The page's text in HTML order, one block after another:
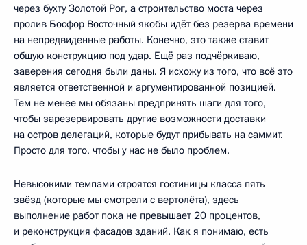
через бухту Золотой Рог, а строительство моста через
пролив Босфор Восточный якобы идёт без резерва времени
на непредвиденные работы. Конечно, это также ставит
общую конструкцию под удар. Ещё раз подчёркиваю,
заверения сегодня были даны. Я исхожу из того, что всё это
является ответственной и аргументированной позицией.
Тем не менее мы обязаны предпринять шаги для того,
чтобы зарезервировать другие возможности доставки
на остров делегаций, которые будут прибывать на саммит.
Просто для того, чтобы у нас не было проблем.
Невысокими темпами строятся гостиницы класса пять
звёзд (которые мы смотрели с вертолёта), здесь
выполнение работ пока не превышает 20 процентов,
и реконструкция фасадов зданий. Как я понимаю, есть